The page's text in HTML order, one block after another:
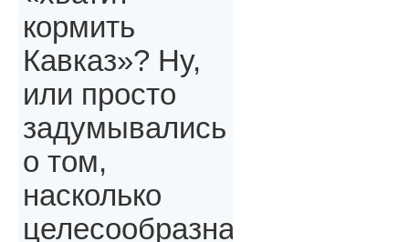
кормить
Кавказ»? Ну,
или просто
задумывались
о том,
насколько
целесообразна